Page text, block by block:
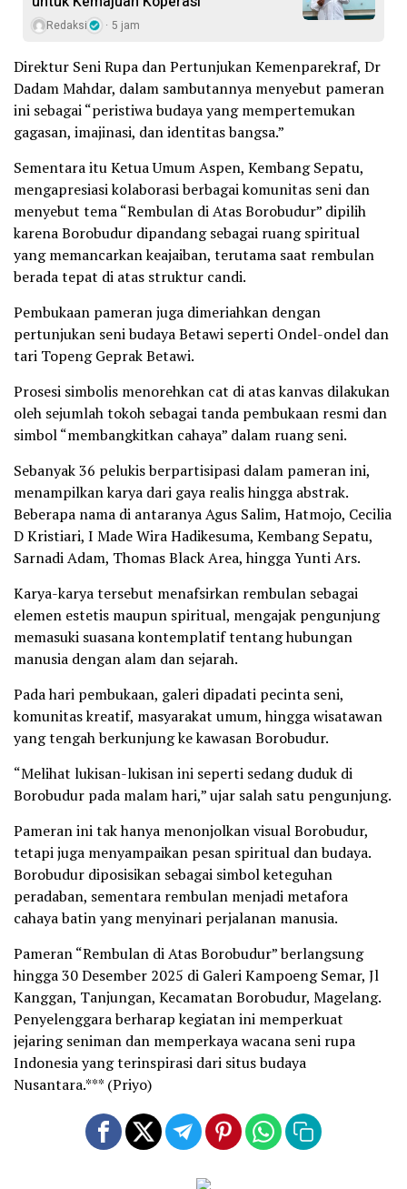
Redaksi 5 jam
Direktur Seni Rupa dan Pertunjukan Kemenparekraf, Dr
Dadam Mahdar, dalam sambutannya menyebut pameran
ini sebagai “peristiwa budaya yang mempertemukan
gagasan, imajinasi, dan identitas bangsa.”
Sementara itu Ketua Umum Aspen, Kembang Sepatu,
mengapresiasi kolaborasi berbagai komunitas seni dan
menyebut tema “Rembulan di Atas Borobudur” dipilih
karena Borobudur dipandang sebagai ruang spiritual
yang memancarkan keajaiban, terutama saat rembulan
berada tepat di atas struktur candi.
Pembukaan pameran juga dimeriahkan dengan
pertunjukan seni budaya Betawi seperti Ondel-ondel dan
tari Topeng Geprak Betawi.
Prosesi simbolis menorehkan cat di atas kanvas dilakukan
oleh sejumlah tokoh sebagai tanda pembukaan resmi dan
simbol “membangkitkan cahaya” dalam ruang seni.
Sebanyak 36 pelukis berpartisipasi dalam pameran ini,
menampilkan karya dari gaya realis hingga abstrak.
Beberapa nama di antaranya Agus Salim, Hatmojo, Cecilia
D Kristiari, I Made Wira Hadikesuma, Kembang Sepatu,
Sarnadi Adam, Thomas Black Area, hingga Yunti Ars.
Karya-karya tersebut menafsirkan rembulan sebagai
elemen estetis maupun spiritual, mengajak pengunjung
memasuki suasana kontemplatif tentang hubungan
manusia dengan alam dan sejarah.
Pada hari pembukaan, galeri dipadati pecinta seni,
komunitas kreatif, masyarakat umum, hingga wisatawan
yang tengah berkunjung ke kawasan Borobudur.
“Melihat lukisan-lukisan ini seperti sedang duduk di
Borobudur pada malam hari,” ujar salah satu pengunjung.
Pameran ini tak hanya menonjolkan visual Borobudur,
tetapi juga menyampaikan pesan spiritual dan budaya.
Borobudur diposisikan sebagai simbol keteguhan
peradaban, sementara rembulan menjadi metafora
cahaya batin yang menyinari perjalanan manusia.
Pameran “Rembulan di Atas Borobudur” berlangsung
hingga 30 Desember 2025 di Galeri Kampoeng Semar, Jl
Kanggan, Tanjungan, Kecamatan Borobudur, Magelang.
Penyelenggara berharap kegiatan ini memperkuat
jejaring seniman dan memperkaya wacana seni rupa
Indonesia yang terinspirasi dari situs budaya
Nusantara.*** (Priyo)